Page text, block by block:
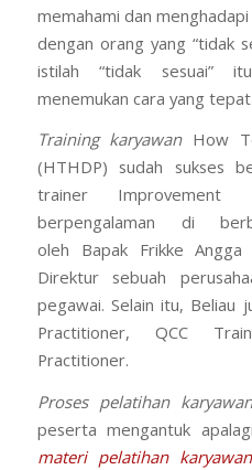
memahami dan
dengan orang yang “tidak
istilah “tidak sesuai”
menemukan cara yang
Training karyawanHow
(HTHDP) sudah sukses
trainer Improvement
berpengalaman di
oleh Bapak Frikke Angga
Direktur sebuah
pegawai. Selain itu, Beliau
Practitioner, QCC
Practitioner.
Proses pelatihan
peserta mengantuk
materi pelatihan karyawan